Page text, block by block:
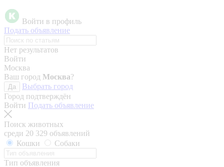
Войти в профиль
Подать объявление
Нет результатов
Войти
Москва
Ваш город Москва?
Да
Выбрать город
Город подтверждён
Войти Подать объявление
Поиск животных
среди 20 329 объявлений
Кошки
Собаки
Тип объявления